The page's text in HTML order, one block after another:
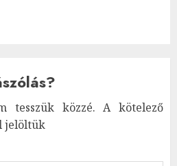
tesszük közzé. A kötelező
jelöltük